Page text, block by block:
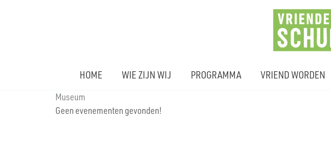
HOME WIE ZIJN WIJ PROGRAMMA VRIEND WORDEN
Museum
Geen evenementen gevonden!